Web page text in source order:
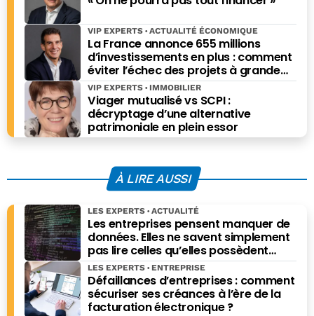
La France annonce 655 millions
d’investissements en plus : comment
éviter l’échec des projets à grande
échelle ?
VIP EXPERTS ACTUALITÉ ÉCONOMIQUE
Viager mutualisé vs SCPI :
décryptage d’une alternative
patrimoniale en plein essor
VIP EXPERTS IMMOBILIER
À LIRE AUSSI
Les entreprises pensent manquer de
données. Elles ne savent simplement
pas lire celles qu’elles possèdent
déjà.
LES EXPERTS ACTUALITÉ
Défaillances d’entreprises : comment
sécuriser ses créances à l’ère de la
facturation électronique ?
LES EXPERTS ENTREPRISE